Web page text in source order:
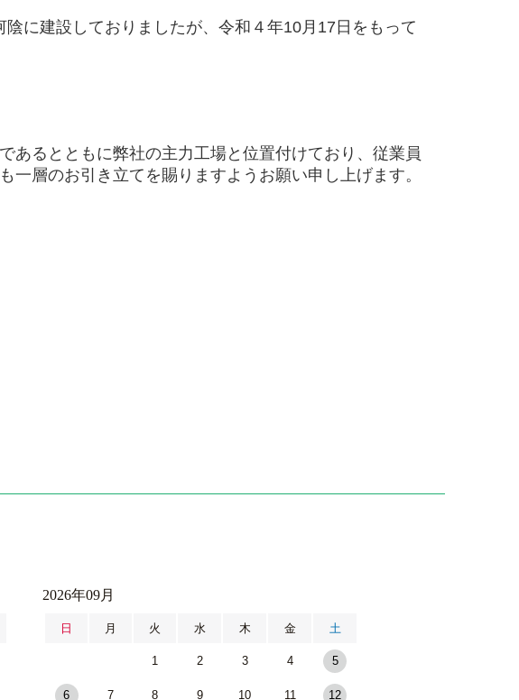
陰に建設しておりましたが、令和４年10 月 17 日をもって
あるとともに弊社の主力工場と位置付けており、従業員
層のお引き立てを賜りますようお願い申し上げます。
2026年09月
日 月 火 水 木 金 土
1 2 3 4 5
6 7 8 9 10 11 12